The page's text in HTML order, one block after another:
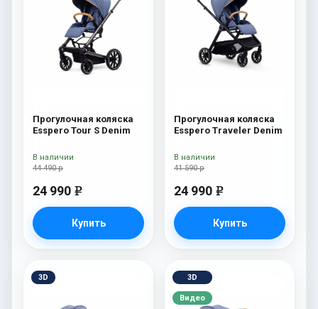
Прогулочная коляска
Esspero Tour S Denim
44 490 р
24 990 e
Купить
В наличии
Прогулочная коляска
Esspero Traveler Denim
41 590 р
24 990 e
Купить
В наличии
3D 3D
Видео